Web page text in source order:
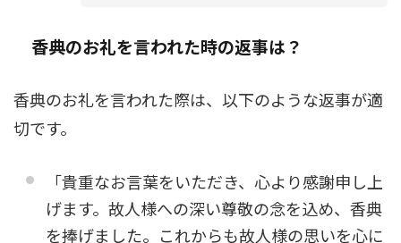
香典のお礼を言われた時の返事は？
香典のお礼を言われた際は、以下のような返事が適
切です。
「貴重なお言葉をいただき、心より感謝申し上
げます。故人様への深い尊敬の念を込め、香典
を捧げました。これからも故人様の思いを心に